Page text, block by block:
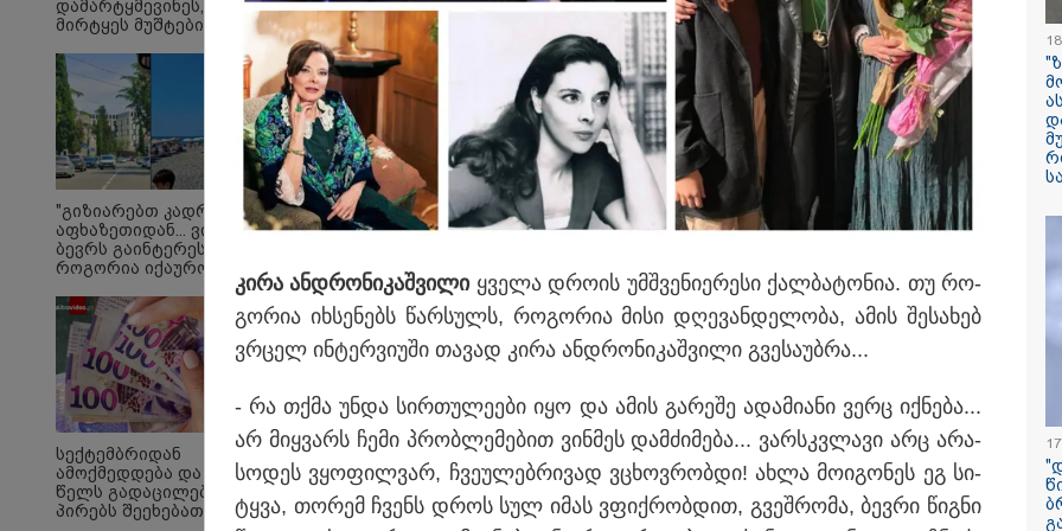
ბავშვობიდან მე და ჩემი ძმა ზაფხულის
არდადეგებს დედულეთში, ტყიბულის რაიონში,
სოფელ ლაშიაში ვატარებდით. ყოველთვის
გვიყვარდა ბუნება, ცხოველები, მიწაზე მუშაობა
ფერმერი გახდა
"ჩემი
ტიპია" - ვინ
ცხოვრობს
მეტსახელის
პოპულარული
რეალურ
"ბავშვობიდან
საქართველოზე"
მარტინ
ენასა და
შეყვარებული
დედამიწაზე
წარმოშობის
არსებული
თავდაყირა
აღმოაჩინეს
დამარტყმევინეს,
მირტყეს მუშტები" -
დვალიშვილი,
რომელზეც
არასრულწლოვანებმა
ფიზიკურად
იძალადეს?
"გიზიარებთ კადრებს
აფხაზეთიდან... ვიცი,
ბევრს გაინტერესებთ,
როგორია იქაურობა
ვრცელდება
სოციალურ ქსელში?
სექტემბრიდან
ამოქმედდება და 60
წელს გადაცილებულ
პირებს შეეხებათ! -
კირა ან­დრო­ნი­კაშ­ვი­ლიყვე­ლა დრო­ის უმ­შვე­ნი­ე­რე­სი ქალ­ბა­ტო­ნია. თუ რო­
გო­რია იხ­სე­ნებს წარ­სულს, რო­გო­რია მისი დღე­ვან­დე­ლო­ბა, ამის შე­სა­ხებ
ვრცელ ინ­ტერ­ვი­უ­ში თა­ვად კირა ან­დრო­ნი­კაშ­ვი­ლი გვე­სა­უბ­რა...
- რა თქმა უნდა სირ­თუ­ლე­ე­ბი იყო და ამის გა­რე­შე ადა­მი­ა­ნი ვერც იქ­ნე­ბა...
არ მიყ­ვარს ჩემი პრობ­ლე­მე­ბით ვინ­მეს დამ­ძი­მე­ბა... ვარ­სკვლა­ვი არც არა­
სო­დეს ვყო­ფილ­ვარ, ჩვე­უ­ლებ­რი­ვად ვცხოვ­რობ­დი! ახლა მო­ი­გო­ნეს ეგ სი­
ტყვა, თო­რემ ჩვენს დროს სულ იმას ვფიქ­რობ­დით, გვეშ­რო­მა, ბევ­რი წიგ­ნი